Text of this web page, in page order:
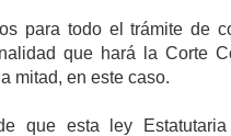
para todo el trámite de
que hará la Corte
mitad, en este caso.
que esta ley